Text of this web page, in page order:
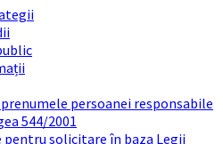
persoanei responsabile
544/2001
pentru solicitare în baza Legii